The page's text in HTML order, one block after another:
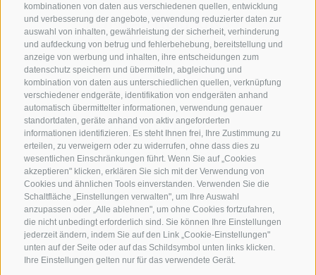
kombinationen von daten aus verschiedenen quellen, entwicklung
und verbesserung der angebote, verwendung reduzierter daten zur
auswahl von inhalten, gewährleistung der sicherheit, verhinderung
und aufdeckung von betrug und fehlerbehebung, bereitstellung und
anzeige von werbung und inhalten, ihre entscheidungen zum
datenschutz speichern und übermitteln, abgleichung und
kombination von daten aus unterschiedlichen quellen, verknüpfung
verschiedener endgeräte, identifikation von endgeräten anhand
automatisch übermittelter informationen, verwendung genauer
standortdaten, geräte anhand von aktiv angeforderten
informationen identifizieren. Es steht Ihnen frei, Ihre Zustimmung zu
erteilen, zu verweigern oder zu widerrufen, ohne dass dies zu
wesentlichen Einschränkungen führt. Wenn Sie auf „Cookies
akzeptieren" klicken, erklären Sie sich mit der Verwendung von
Cookies und ähnlichen Tools einverstanden. Verwenden Sie die
Schaltfläche „Einstellungen verwalten", um Ihre Auswahl
anzupassen oder „Alle ablehnen", um ohne Cookies fortzufahren,
die nicht unbedingt erforderlich sind. Sie können Ihre Einstellungen
jederzeit ändern, indem Sie auf den Link „Cookie-Einstellungen"
unten auf der Seite oder auf das Schildsymbol unten links klicken.
Ihre Einstellungen gelten nur für das verwendete Gerät.
KONTAKTIERE UNS
+39 0472 765 325
info@sterzing.com
NEWSLETTER
Bleib am Laufenden
Newsletter Anmelden